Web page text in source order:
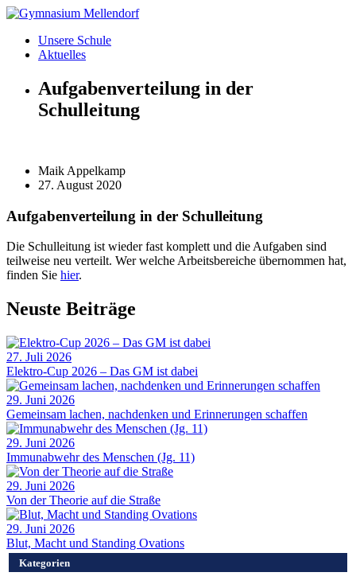
Zum
wechselnUnsere Schule
Aktuelles
Aufgabenverteilung in der
Schulleitung
Maik Appelkamp
27. August 2020
Aufgabenverteilung in der Schulleitung
Die Schulleitung ist wieder fast komplett und die Aufgaben sind
teilweise neu verteilt. Wer welche Arbeitsbereiche übernommen hat,
finden Sie hier.
Neuste Beiträge
27. Juli 2026
Elektro-Cup 2026 – Das GM ist dabei
29. Juni 2026
Gemeinsam lachen, nachdenken und Erinnerungen schaffen
29. Juni 2026
Immunabwehr des Menschen (Jg. 11)
29. Juni 2026
Von der Theorie auf die Straße
29. Juni 2026
Blut, Macht und Standing Ovations
Kategorien